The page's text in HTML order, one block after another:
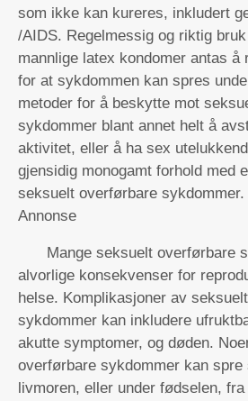
som ikke kan kureres, inkludert
/AIDS. Regelmessig og riktig
mannlige latex kondomer antas å
for at sykdommen kan spres
metoder for å beskytte mot
sykdommer blant annet helt å
aktivitet, eller å ha sex
gjensidig monogamt forhold med
seksuelt overførbare sykdommer.
Annonse
Mange seksuelt overførbare
alvorlige konsekvenser for
helse. Komplikasjoner av
sykdommer kan inkludere
akutte symptomer, og døden.
overførbare sykdommer kan spre
livmoren, eller under fødselen,